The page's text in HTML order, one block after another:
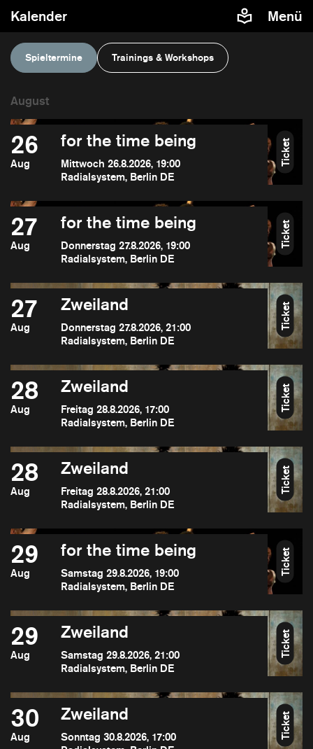
Kalender Menü
Spieltermine Trainings & Workshops
26
Aug
for the time being
Mittwoch 26.8.2026, 19:00
Radialsystem, Berlin DE
Ticket
27
Aug
for the time being
Donnerstag 27.8.2026, 19:00
Radialsystem, Berlin DE
Ticket
27
Aug
Zweiland
Donnerstag 27.8.2026, 21:00
Radialsystem, Berlin DE
Ticket
28
Aug
Zweiland
Freitag 28.8.2026, 17:00
Radialsystem, Berlin DE
Ticket
28
Aug
Zweiland
Freitag 28.8.2026, 21:00
Radialsystem, Berlin DE
Ticket
29
Aug
for the time being
Samstag 29.8.2026, 19:00
Radialsystem, Berlin DE
Ticket
29
Aug
Zweiland
Samstag 29.8.2026, 21:00
Radialsystem, Berlin DE
Ticket
30
Aug
Zweiland
Sonntag 30.8.2026, 17:00
Ticket